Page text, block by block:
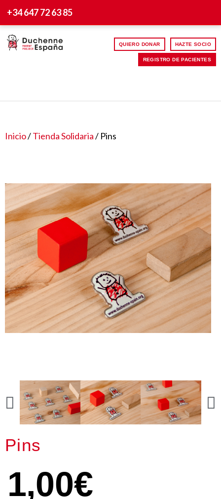
+34 647 72 63 85
QUIERO DONAR HAZTE SOCIO
REGISTRO DE PACIENTES
Inicio/Tienda Solidaria/ Pins
Pins
1,00€